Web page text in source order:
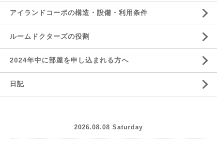
アイランドコーポの構造・設備・利用条件
ルームドクターズの役割
2024年中に部屋を申し込まれる方へ
日記
2026.08.08 Saturday